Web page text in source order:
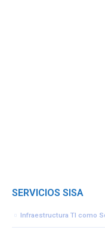
SERVICIOS SISA
Infraestructura TI como